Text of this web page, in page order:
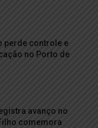
perde controle e
no Porto de
avanço no
comemora